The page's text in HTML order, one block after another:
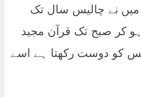
نے چالیس سال تک
کر صبح تک قرآن مجید
کو دوست رکھتا ہے اسے